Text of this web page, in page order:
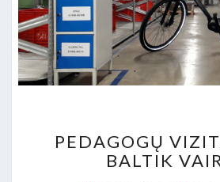
Į
PEDAGOGŲ
BALTIK